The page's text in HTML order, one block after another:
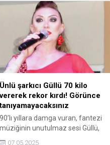
Ünlü şarkıcı Güllü 70 kilo
vererek rekor kırdı! Görünce
tanıyamayacaksınız
90’lı yıllara damga vuran, fantezi
müziğinin unutulmaz sesi Güllü,
sadece müziğiyle değil, geçirdiği
07.05.2025